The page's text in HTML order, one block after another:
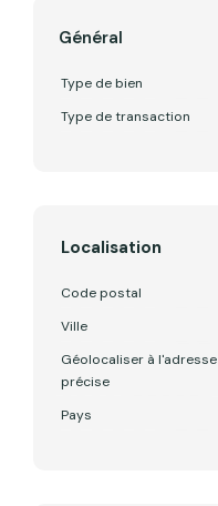
Général
Type de bien
Type de transaction
Localisation
Code postal
Ville
Géolocaliser à l'adresse
précise
Pays